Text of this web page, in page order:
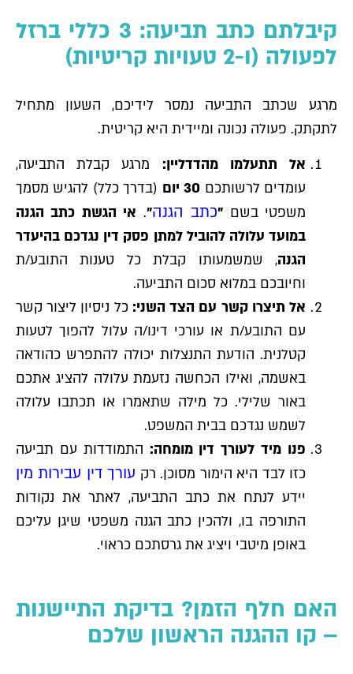
קיבלתם כתב תביעה: 3 כללי ברזל
לפעולה (ו-2 טעויות קריטיות)
מרגע שכתב התביעה נמסר לידיכם, השעון מתחיל
לתקתק. פעולה נכונה ומיידית היא קריטית.
אל תתעלמו מהדדליין: מרגע קבלת התביעה,
עומדים לרשותכם 30 יום
(בדרך כלל) להגיש מסמך
משפטי בשם "כתב הגנה"
. אי הגשת כתב הגנה
במועד עלולה להוביל למתן פסק דין נגדכם בהיעדר
הגנה, שמשמעותו קבלת כל טענות התובע/ת
וחיובכם במלוא סכום התביעה.
אל תיצרו קשר עם הצד השני: כל ניסיון ליצור קשר
עם התובע/ת או עורכי דינו/ה עלול להפוך לטעות
קטלנית. הודעת התנצלות יכולה להתפרש כהודאה
באשמה, ואילו הכחשה נזעמת עלולה להציג אתכם
באור שלילי. כל מילה שתאמרו או תכתבו עלולה
לשמש נגדכם בבית המשפט.
פנו מיד לעורך דין מומחה: התמודדות עם תביעה
כזו לבד היא הימור מסוכן. רק עורך דין עבירות מין
יידע לנתח את כתב התביעה, לאתר את נקודות
התורפה בו, ולהכין כתב הגנה משפטי שיגן עליכם
באופן מיטבי ויציג את גרסתכם כראוי.
האם חלף הזמן? בדיקת התיישנות
– קו ההגנה הראשון שלכם